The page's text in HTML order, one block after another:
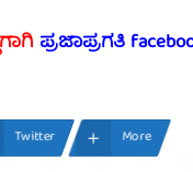
ಪ್ರಜಾಪ್ರಗತಿ
Twitter More